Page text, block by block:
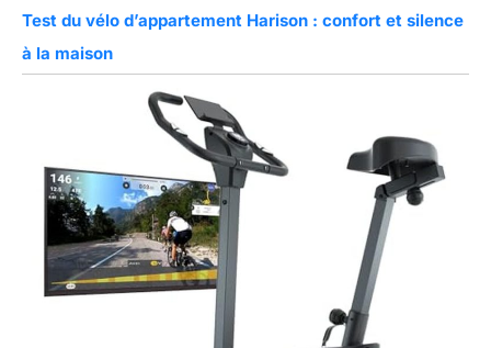
Test du vélo d’appartement Harison : confort et silence
à la maison